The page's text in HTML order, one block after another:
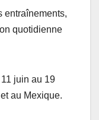
entraînements,
quotidienne
juin au 19
au Mexique.